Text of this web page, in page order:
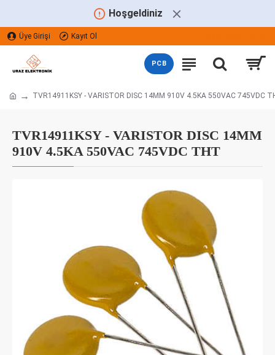
Hoşgeldiniz
Üye Girişi Kayıt Ol
PCB
TVR14911KSY - VARISTOR DISC 14MM 910V 4.5KA 550VAC 745VDC
TVR14911KSY - VARISTOR DISC 14MM
910V 4.5KA 550VAC 745VDC THT